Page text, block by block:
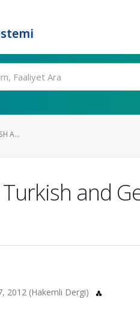
A...
and
2012 (Hakemli Dergi)